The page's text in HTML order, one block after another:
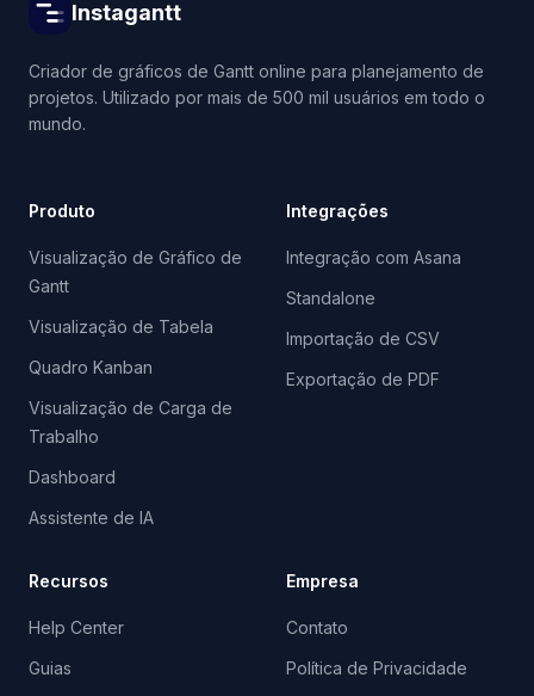
Instagantt
Criador de gráficos de Gantt online para planejamento de
projetos. Utilizado por mais de 500 mil usuários em todo o
mundo.
Produto
Visualização de Gráfico de
Gantt
Visualização de Tabela
Quadro Kanban
Visualização de Carga de
Trabalho
Dashboard
Assistente de IA
Integrações
Integração com Asana
Standalone
Importação de CSV
Exportação de PDF
Recursos
Help Center
Guias
Empresa
Contato
Política de Privacidade